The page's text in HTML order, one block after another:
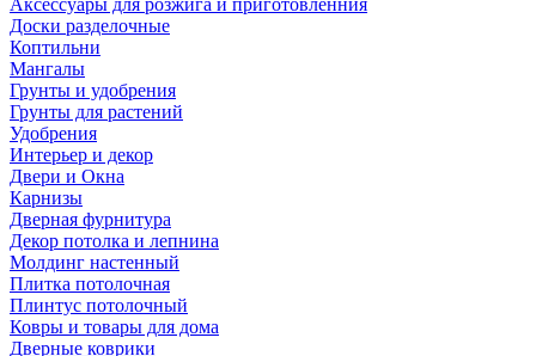
Аксессуары для розжига и приготовленния
Доски разделочные
Коптильни
Мангалы
Грунты и удобрения
Грунты для растений
Удобрения
Интерьер и декор
Двери и Окна
Карнизы
Дверная фурнитура
Декор потолка и лепнина
Молдинг настенный
Плитка потолочная
Плинтус потолочный
Ковры и товары для дома
Дверные коврики